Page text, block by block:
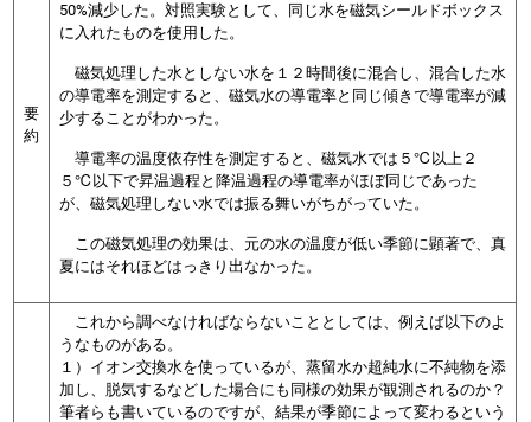
要
約
50%減少した。対照実験として、同じ水を磁気シールドボックス
に入れたものを使用した。
磁気処理した水としない水を１２時間後に混合し、混合した水
の導電率を測定すると、磁気水の導電率と同じ傾きで導電率が減
少することがわかった。
導電率の温度依存性を測定すると、磁気水では５℃以上２
５℃以下で昇温過程と降温過程の導電率がほぼ同じであった
が、磁気処理しない水では振る舞いがちがっていた。
この磁気処理の効果は、元の水の温度が低い季節に顕著で、真
夏にはそれほどはっきり出なかった。
これから調べなければならないこととしては、例えば以下のよ
うなものがある。
１）イオン交換水を使っているが、蒸留水か超純水に不純物を添
加し、脱気するなどした場合にも同様の効果が観測されるのか？
筆者らも書いているのですが、結果が季節によって変わるという